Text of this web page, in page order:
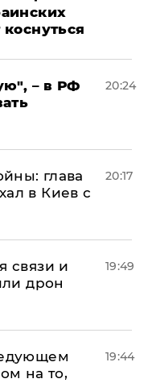
– в РФ
20:24
глава
в Киев с
20:17
связи и
дрон
19:49
на то,
19:44